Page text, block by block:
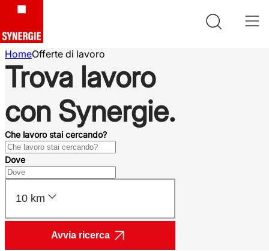
HomeOfferte di lavoro
Trova lavoro
con Synergie.
Che lavoro stai cercando?
Dove
10 km
Avvia ricerca